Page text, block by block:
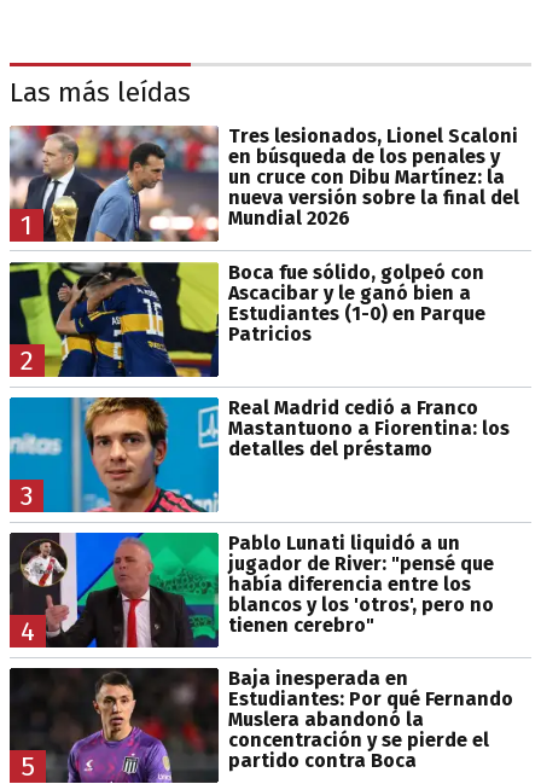
Las más leídas
1
Tres lesionados, Lionel Scaloni
en búsqueda de los penales y
un cruce con Dibu Martínez: la
nueva versión sobre la final del
Mundial 2026
2
Boca fue sólido, golpeó con
Ascacibar y le ganó bien a
Estudiantes (1-0) en Parque
Patricios
3
Real Madrid cedió a Franco
Mastantuono a Fiorentina: los
detalles del préstamo
4
Pablo Lunati liquidó a un
jugador de River: "pensé que
había diferencia entre los
blancos y los 'otros', pero no
tienen cerebro"
5
Baja inesperada en
Estudiantes: Por qué Fernando
Muslera abandonó la
concentración y se pierde el
partido contra Boca